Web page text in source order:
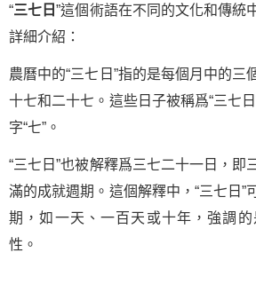
“三七日”這個術語在不同的文化和傳統
詳細介紹：
農曆中的“三七日”指的是每個月中的三
十七和二十七。這些日子被稱爲“三七
字“七”。
“三七日”也被解釋爲三七二十一日，即
滿的成就週期。這個解釋中，“三七日”
期，如一天、一百天或十年，強調
性。